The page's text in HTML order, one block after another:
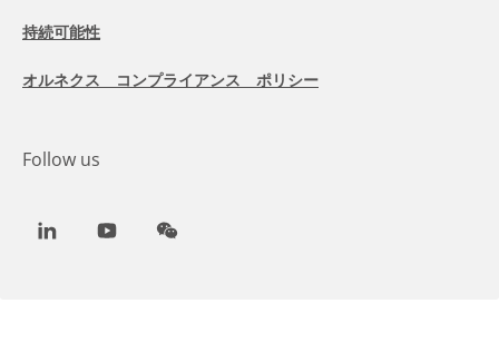
持続可能性
オルネクス コンプライアンス ポリシー
Follow us
LinkedInYoutubeWeChat